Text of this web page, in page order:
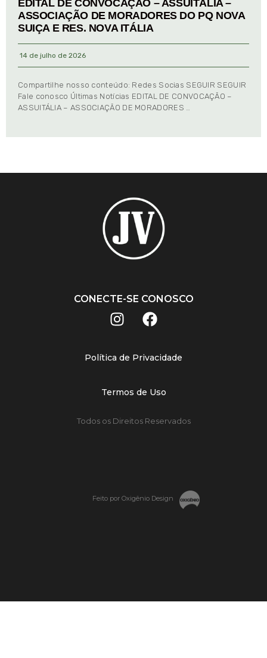
EDITAL DE CONVOCAÇÃO – ASSUITÁLIA –
ASSOCIAÇÃO DE MORADORES DO PQ NOVA
SUIÇA E RES. NOVA ITÁLIA
14 de julho de 2026
Compartilhe nosso conteúdo: Redes Socias SEGUIR SEGUIR
Fale conosco Últimas Notícias EDITAL DE CONVOCAÇÃO –
ASSUITÁLIA – ASSOCIAÇÃO DE MORADORES …
CONECTE-SE CONOSCO
Política de Privacidade
Termos de Uso
Todos os Direitos Reservados
Feito por Oxigênio Design